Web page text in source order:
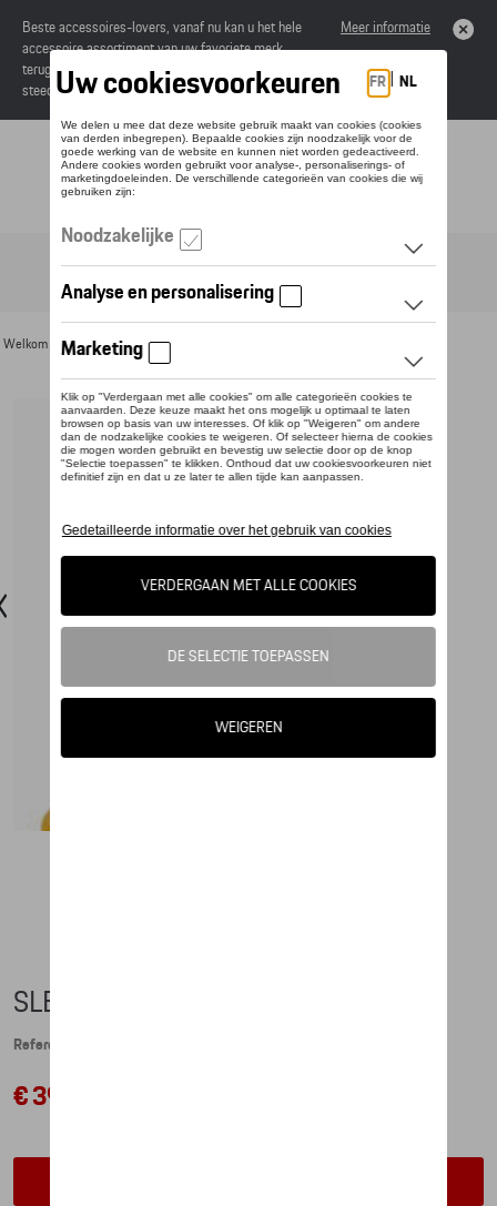
Beste accessoires-lovers, vanaf nu kan u het hele
accessoire assortiment van uw favoriete merk
terugvinden in de online catalogus. Deze kunnen
steeds besteld worden via uw dealer.
Meer informatie
Toggle navigation
Welkom >Voor u >Sleutelhangers en lanyards
SLEUTELHANGER REMSCHIJF
Referentie: WAP0503700PSAB
€ 39,65